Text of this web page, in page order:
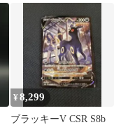
ックス…
¥8,299
ブラッキーV CSR S8b